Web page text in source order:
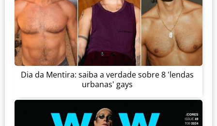
Dia da Mentira: saiba a verdade sobre 8 'lendas
urbanas' gays